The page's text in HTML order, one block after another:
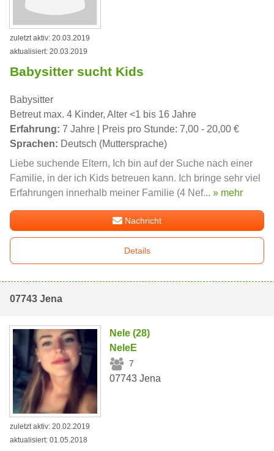
zuletzt aktiv: 20.03.2019
aktualisiert: 20.03.2019
Babysitter sucht Kids
Babysitter
Betreut max. 4 Kinder, Alter <1 bis 16 Jahre
Erfahrung: 7 Jahre | Preis pro Stunde: 7,00 - 20,00 €
Sprachen: Deutsch (Muttersprache)
Liebe suchende Eltern, Ich bin auf der Suche nach einer
Familie, in der ich Kids betreuen kann. Ich bringe sehr viel
Erfahrungen innerhalb meiner Familie (4 Nef... » mehr
Nachricht
Details
07743 Jena
Nele (28)
NeleE
7
07743 Jena
zuletzt aktiv: 20.02.2019
aktualisiert: 01.05.2018